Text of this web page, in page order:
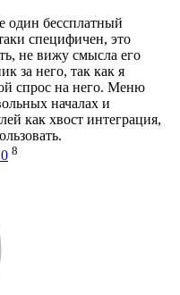
один бессплатный
специфичен, это
не вижу смысла его
за него, так как я
спрос на него. Меню
началах и
как хвост интеграция,
8